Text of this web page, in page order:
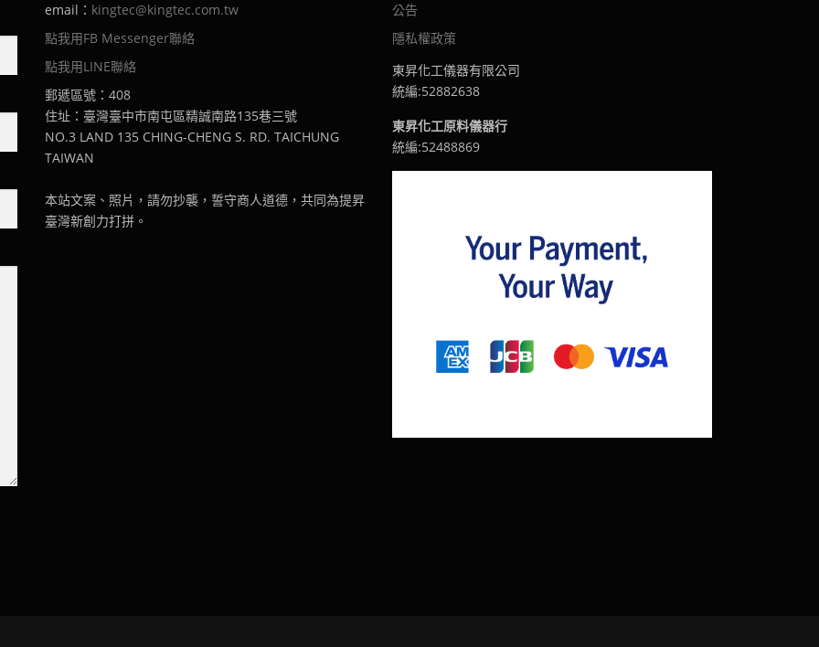
email： kingtec@kingtec.com.tw
點我用FB Messenger聯絡
點我用LINE聯絡
郵遞區號：408
住址：臺灣臺中市南屯區精誠南路135巷三號
NO.3 LAND 135 CHING-CHENG S. RD. TAICHUNG
TAIWAN
本站文案、照片，請勿抄襲，誓守商人道德，共同為提昇
臺灣新創力打拼。
公告
隱私權政策
東昇化工儀器有限公司
統編:52882638
東昇化工原料儀器行
統編:52488869